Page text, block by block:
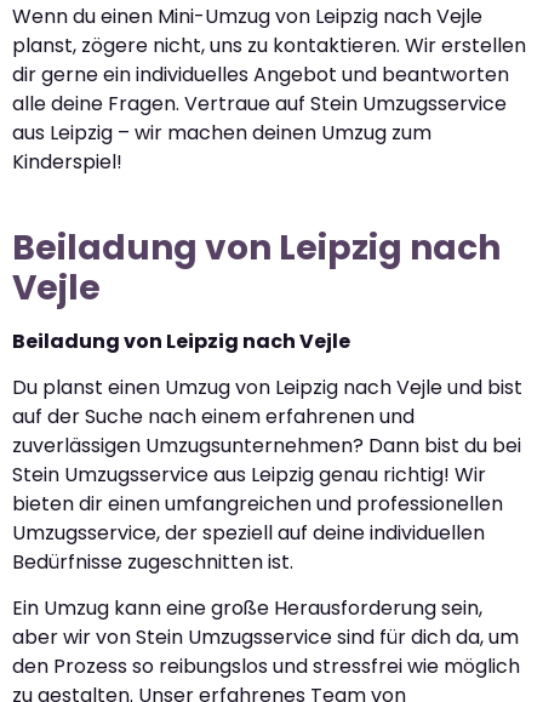
Wenn du einen Mini-Umzug von Leipzig nach Vejle
planst, zögere nicht, uns zu kontaktieren. Wir erstellen
dir gerne ein individuelles Angebot und beantworten
alle deine Fragen. Vertraue auf Stein Umzugsservice
aus Leipzig – wir machen deinen Umzug zum
Kinderspiel!
Beiladung von Leipzig nach
Vejle
Beiladung von Leipzig nach Vejle
Du planst einen Umzug von Leipzig nach Vejle und bist
auf der Suche nach einem erfahrenen und
zuverlässigen Umzugsunternehmen? Dann bist du bei
Stein Umzugsservice aus Leipzig genau richtig! Wir
bieten dir einen umfangreichen und professionellen
Umzugsservice, der speziell auf deine individuellen
Bedürfnisse zugeschnitten ist.
Ein Umzug kann eine große Herausforderung sein,
aber wir von Stein Umzugsservice sind für dich da, um
den Prozess so reibungslos und stressfrei wie möglich
zu gestalten. Unser erfahrenes Team von